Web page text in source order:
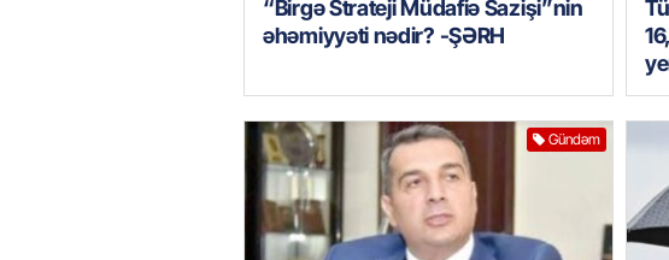
“Birgə Strateji Müdafiə Sazişi”nin
əhəmiyyəti nədir? -ŞƏRH
Gündəm